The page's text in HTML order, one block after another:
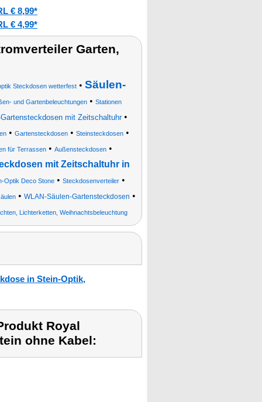
€ 8,99*
€ 4,99*
Garten,
Steckdosen wetterfest • Säulen-
und Gartenbeleuchtungen• Stationen
mit Zeitschaltuhr•
• Gartensteckdosen• Steinsteckdosen•
für Terrassen • Außensteckdosen •
mit Zeitschaltuhr in
Optik Deco Stone• Steckdosenverteiler•
• WLAN-Säulen-Gartensteckdosen •
Lichterketten, Weihnachtsbeleuchtung
in Stein-Optik,
Royal
ohne Kabel: